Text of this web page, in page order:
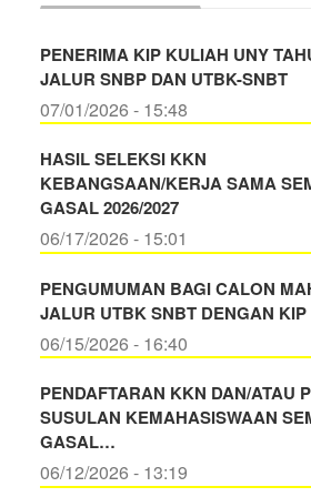
PENERIMA KIP KULIAH UNY
JALUR SNBP DAN UTBK-SNBT
07/01/2026 - 15:48
HASIL SELEKSI KKN
KEBANGSAAN/KERJA SAMA
GASAL 2026/2027
06/17/2026 - 15:01
PENGUMUMAN BAGI CALON
JALUR UTBK SNBT DENGAN
06/15/2026 - 16:40
PENDAFTARAN KKN DAN/ATAU
SUSULAN KEMAHASISWAAN
GASAL…
06/12/2026 - 13:19